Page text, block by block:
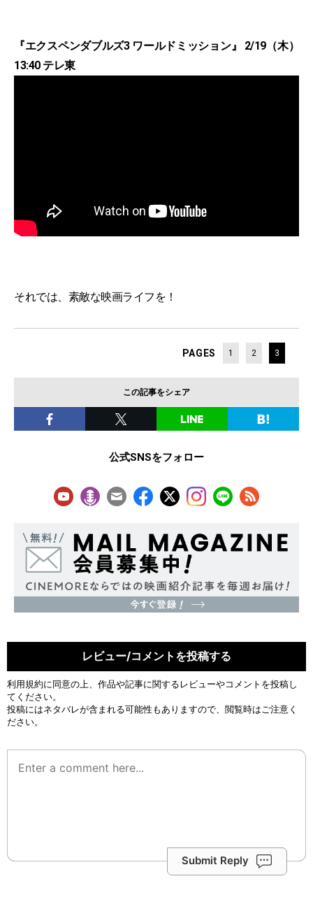
『エクスペンダブルズ3 ワールドミッション』 2/19（木）
13:40 テレ東
それでは、素敵な映画ライフを！
PAGES 1 2 3
この記事をシェア
公式SNSをフォロー
レビュー/コメントを投稿する
利用規約に同意の上、作品や記事に関するレビューやコメントを投稿し
てください。
投稿にはネタバレが含まれる可能性もありますので、閲覧時はご注意く
ださい。
Submit Reply